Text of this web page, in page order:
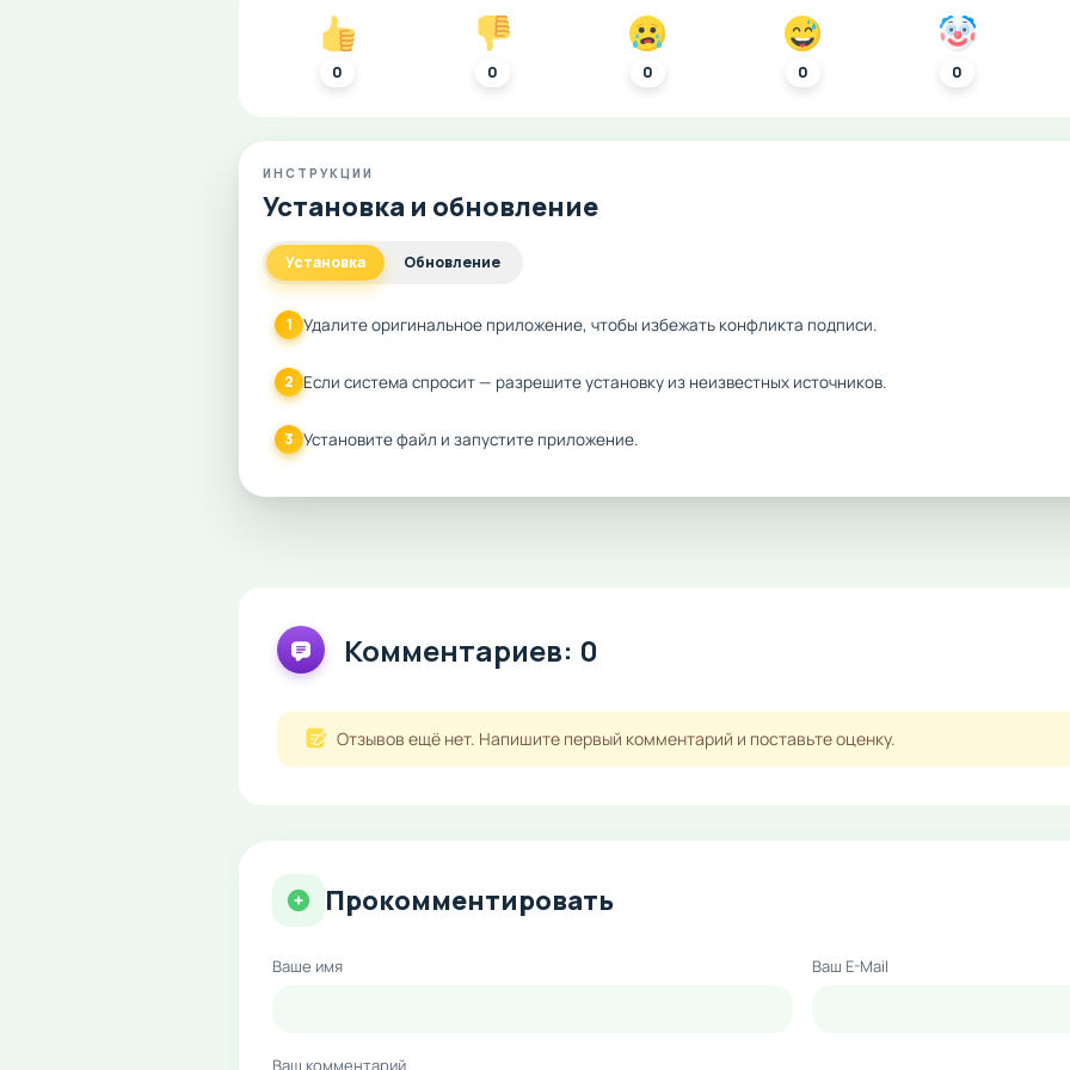
0 0 0 0 0
ИНСТРУКЦИИ
Установка и обновление
Установка Обновление
1 Удалите оригинальное приложение, чтобы избежать конфликта подписи.
2 Если система спросит — разрешите установку из неизвестных источников.
3 Установите файл и запустите приложение.
Комментариев: 0
Отзывов ещё нет. Напишите первый комментарий и поставьте оценку.
Прокомментировать
Ваше имя Ваш E-Mail
Ваш комментарий